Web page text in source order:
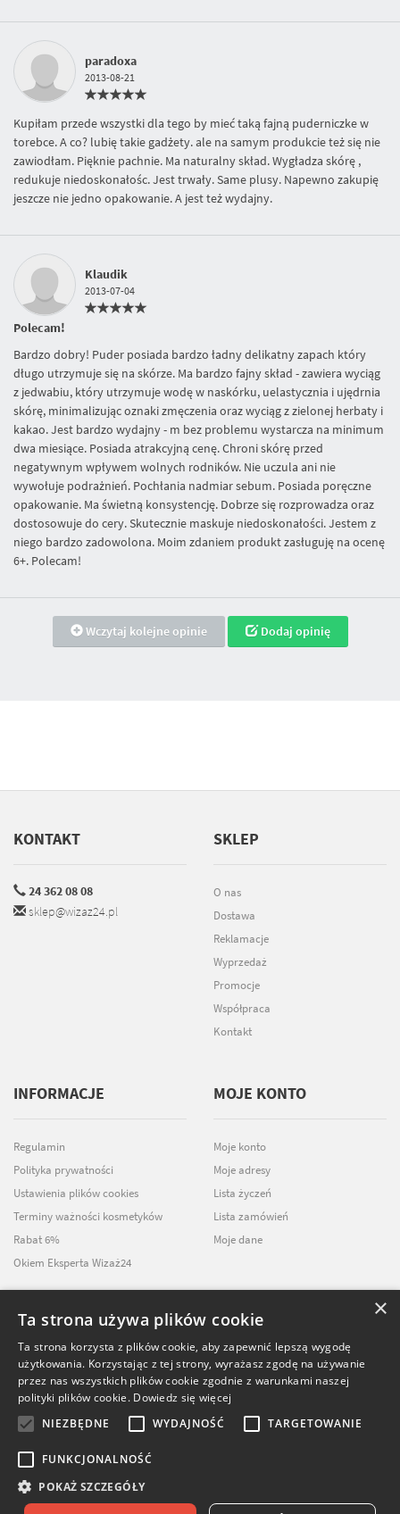
39.99zł
paradoxa
2013-08-21
Kupiłam przede wszystki dla tego by mieć taką fajną puderniczke w
torebce. A co? lubię takie gadżety. ale na samym produkcie też się nie
zawiodłam. Pięknie pachnie. Ma naturalny skład. Wygładza skórę ,
redukuje niedoskonałośc. Jest trwały. Same plusy. Napewno zakupię
jeszcze nie jedno opakowanie. A jest też wydajny.
Klaudik
2013-07-04
Polecam!
Bardzo dobry! Puder posiada bardzo ładny delikatny zapach który
długo utrzymuje się na skórze. Ma bardzo fajny skład - zawiera wyciąg
z jedwabiu, który utrzymuje wodę w naskórku, uelastycznia i ujędrnia
skórę, minimalizując oznaki zmęczenia oraz wyciąg z zielonej herbaty i
kakao. Jest bardzo wydajny - m bez problemu wystarcza na minimum
dwa miesiące. Posiada atrakcyjną cenę. Chroni skórę przed
negatywnym wpływem wolnych rodników. Nie uczula ani nie
wywołuje podrażnień. Pochłania nadmiar sebum. Posiada poręczne
opakowanie. Ma świetną konsystencję. Dobrze się rozprowadza oraz
dostosowuje do cery. Skutecznie maskuje niedoskonałości. Jestem z
niego bardzo zadowolona. Moim zdaniem produkt zasługuję na ocenę
6+. Polecam!
Wczytaj kolejne opinie Dodaj opinię
KONTAKT
24 362 08 08
sklep@wizaz24.pl
SKLEP
O nas
Dostawa
Reklamacje
Wyprzedaż
Promocje
Współpraca
Kontakt
INFORMACJE
Regulamin
Polityka prywatności
Ustawienia plików cookies
Terminy ważności kosmetyków
Rabat 6%
Okiem Eksperta Wizaż24
MOJE KONTO
Moje konto
Moje adresy
Lista życzeń
Lista zamówień
Moje dane
NEWSLETTER
ZAPISZ SIĘ DO
NASZEGO NEWSLETTERA
© Softika.pl 2026
×
Ta strona używa plików cookie
Ta strona korzysta z plików cookie, aby zapewnić lepszą wygodę
użytkowania. Korzystając z tej strony, wyrażasz zgodę na używanie
przez nas wszystkich plików cookie zgodnie z warunkami naszej
polityki plików cookie. Dowiedz się więcej
NIEZBĘDNE
WYDAJNOŚĆ TARGETOWANIE
FUNKCJONALNOŚĆ
POKAŻ SZCZEGÓŁY